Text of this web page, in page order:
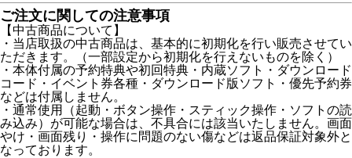
ご注文に関しての注意事項
【中古商品について】
・当店取扱の中古商品は、基本的に初期化を行い販売させてい
ただきます。（一部設定から初期化を行えないものを除く）
・本体付属の予約特典や初回特典・内蔵ソフト・ダウンロード
コード・イベント券各種・ダウンロード版ソフト・優先予約券
などは付属しません。
・通常使用（起動・ボタン操作・スティック操作・ソフトの読
み込み）が可能な場合は、不具合には該当いたしません。画面
やけ・画面残り・操作に問題のない傷などは返品保証対象外と
なっております。